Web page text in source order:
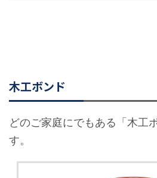
木工ボンド
どのご家庭にでもある「木工
す。